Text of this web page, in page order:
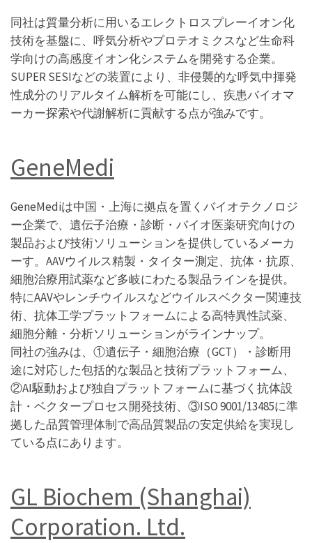
同社は質量分析に用いるエレクトロスプレーイオン化
技術を基盤に、呼気分析やプロテオミクスなど生命科
学向けの高感度イオン化システムを開発する企業。
SUPER SESIなどの装置により、非侵襲的な呼気中揮発
性成分のリアルタイム解析を可能にし、疾患バイオマ
ーカー探索や代謝解析に貢献する点が強みです。
GeneMedi
GeneMediは中国・上海に拠点を置くバイオテクノロジ
ー企業で、遺伝子治療・診断・バイオ医薬研究向けの
製品および技術ソリューションを提供しているメーカ
ーす。AAVウイルス精製・タイター測定、抗体・抗原、
細胞治療用試薬など多岐にわたる製品ラインを提供。
特にAAVやレンチウイルスなどウイルスベクター関連技
術、抗体工学プラットフォームによる高特異性試薬、
細胞分離・分析ソリューションがラインナップ。
同社の強みは、①遺伝子・細胞治療（GCT）・診断用
途に対応した包括的な製品と技術プラットフォーム、
②AI駆動および独自プラットフォームに基づく抗体設
計・ベクタープロセス開発技術、③ISO 9001/13485に準
拠した品質管理体制で高品質製品の安定供給を実現し
ている点にあります。
GL Biochem (Shanghai)
Corporation. Ltd.